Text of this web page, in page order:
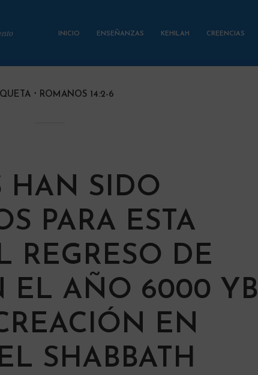
INICIO ENSEÑANZAS KEHILAH CREENCIAS
ROMANOS 14:2-6
HAN SIDO
PARA ESTA
REGRESO DE
EL AÑO 6000 YB
EN
SHABBATH